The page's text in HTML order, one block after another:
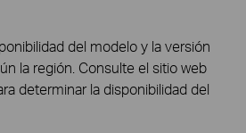
del modelo y la versión
la región. Consulte el sitio web
determinar la disponibilidad del